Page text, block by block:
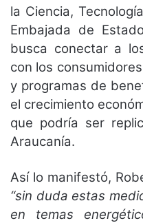
la Ciencia,
Embajada de
busca conectar a
con los
y programas de
el crecimiento
que podría ser
Araucanía.
Así lo manifestó,
“sin duda estas
en temas